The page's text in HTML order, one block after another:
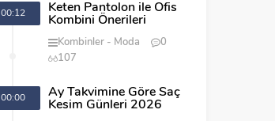
00:12
Keten Pantolon ile Ofis
Kombini Önerileri
Kombinler Moda
0
107
00:00
Ay Takvimine Göre Saç
Kesim Günleri 2026